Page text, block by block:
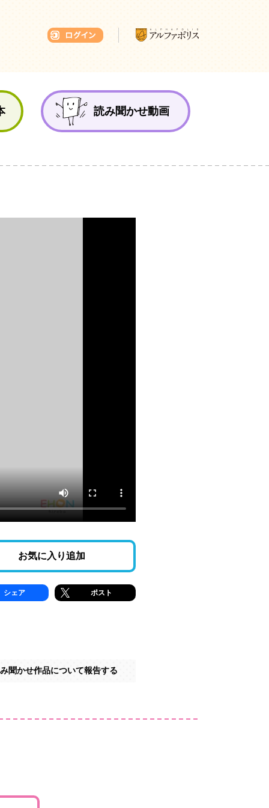
読み聞かせ動画
お気に入り追加
シェア ポスト
聞かせ作品について報告する